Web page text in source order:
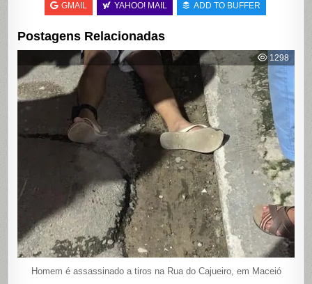
GMAIL YAHOO! MAIL ADD TO BUFFER
Postagens Relacionadas
1298
Homem é assassinado a tiros na Rua do Cajueiro, em Maceió